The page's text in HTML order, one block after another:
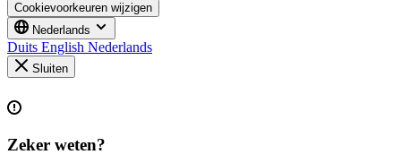
Cookievoorkeuren wijzigen
Nederlands
Duits English Nederlands
Sluiten
Zeker weten?